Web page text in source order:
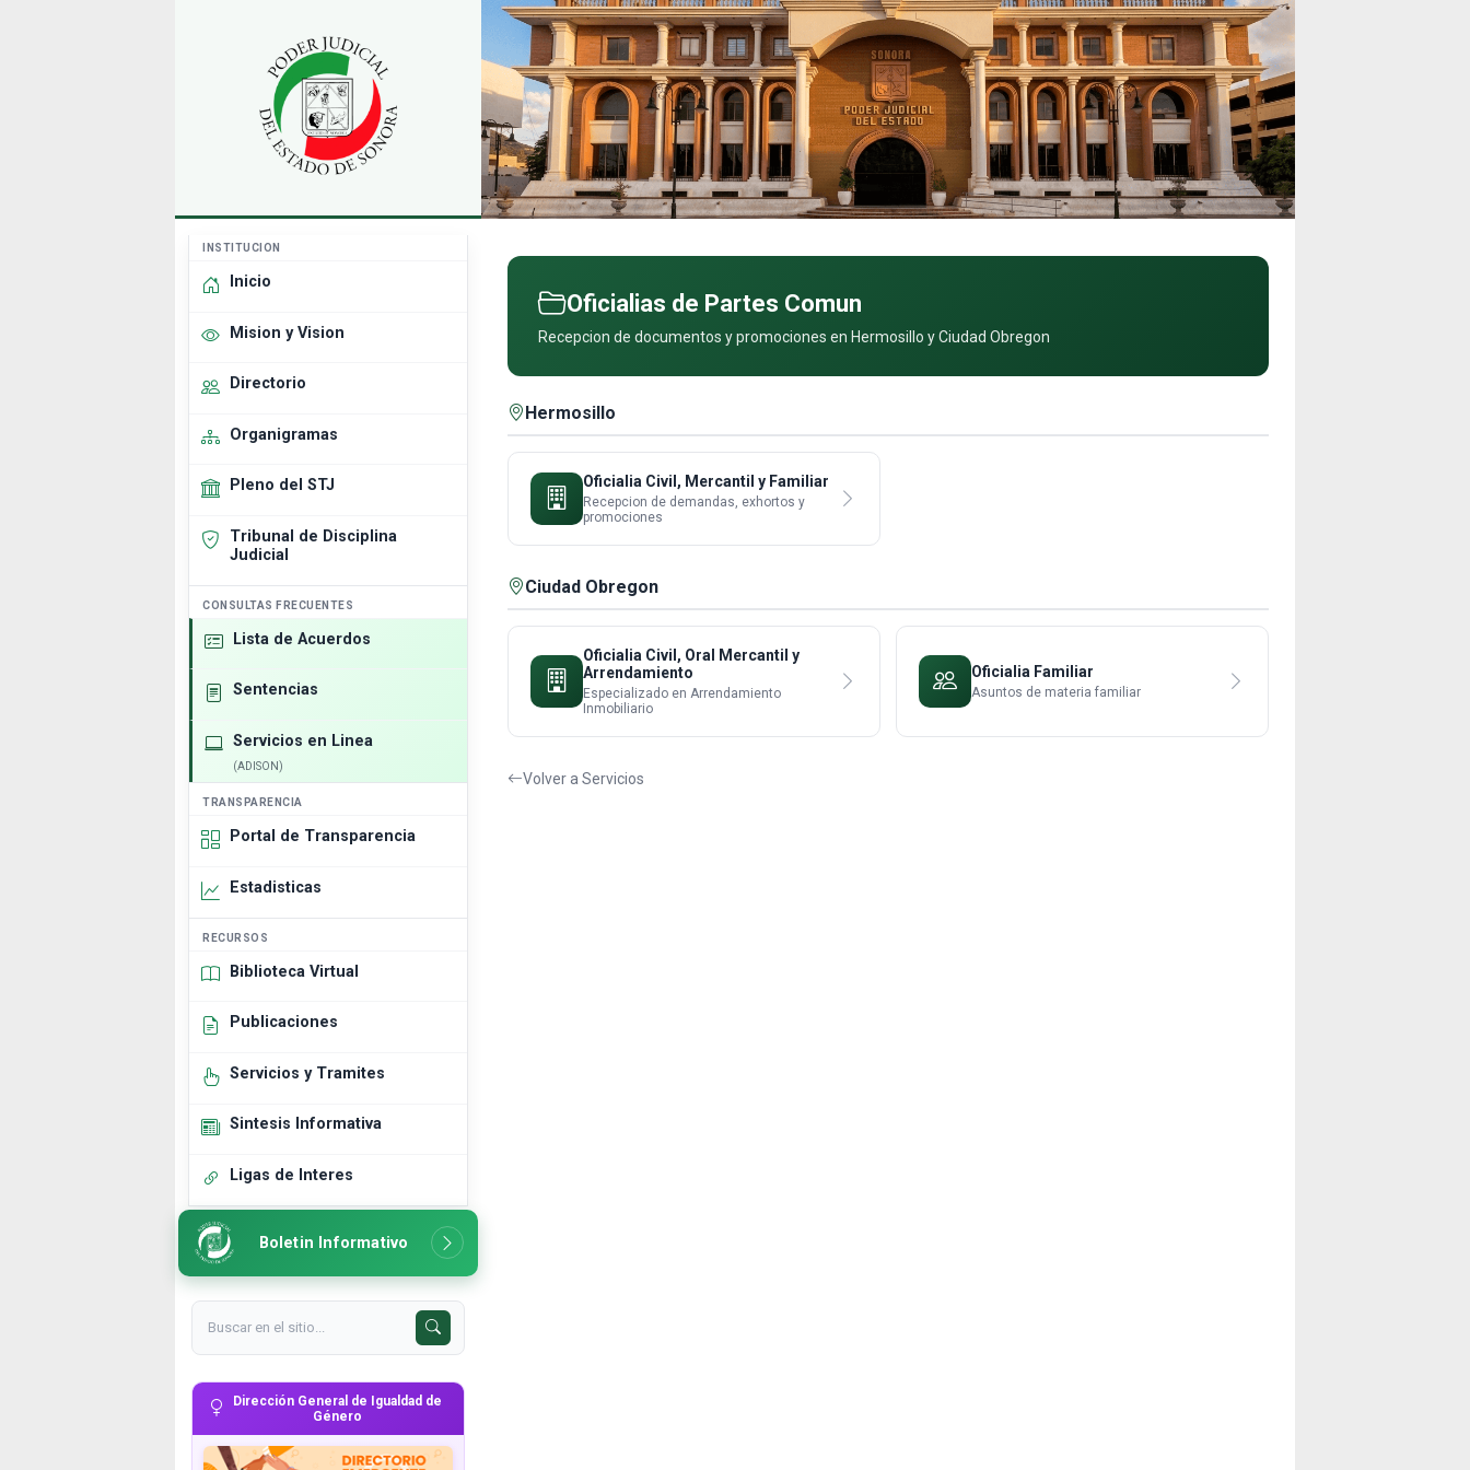
INSTITUCION
Inicio
Mision y Vision
Directorio
Organigramas
Pleno del STJ
Tribunal de Disciplina
Judicial
CONSULTAS FRECUENTES
Lista de Acuerdos
Sentencias
Servicios en Linea
(ADISON)
TRANSPARENCIA
Portal de Transparencia
Estadisticas
RECURSOS
Biblioteca Virtual
Publicaciones
Servicios y Tramites
Sintesis Informativa
Ligas de Interes
Boletin Informativo
Dirección General de Igualdad de
Género
Oficialias de Partes Comun
Recepcion de documentos y promociones en Hermosillo y Ciudad Obregon
Hermosillo
Oficialia Civil, Mercantil y Familiar
Recepcion de demandas, exhortos y
promociones
Ciudad Obregon
Oficialia Civil, Oral Mercantil y
Arrendamiento
Especializado en Arrendamiento
Inmobiliario
Oficialia Familiar
Asuntos de materia familiar
Volver a Servicios